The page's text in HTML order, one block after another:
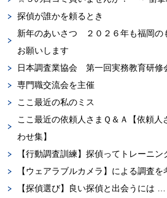
探偵が誰かを頼るとき
新年のあいさつ ２０２６年も福岡の
お願いします
日本調査業協会 第一回実務教育研修
専門職交流会を主催
ここ最近の私のミス
ここ最近の依頼人さまＱ＆Ａ【依頼
わせ集】
【行動調査訓練】探偵ってトレーニン
【ウェアラブルカメラ】による調査を
【探偵選び】良い探偵と出会うには …